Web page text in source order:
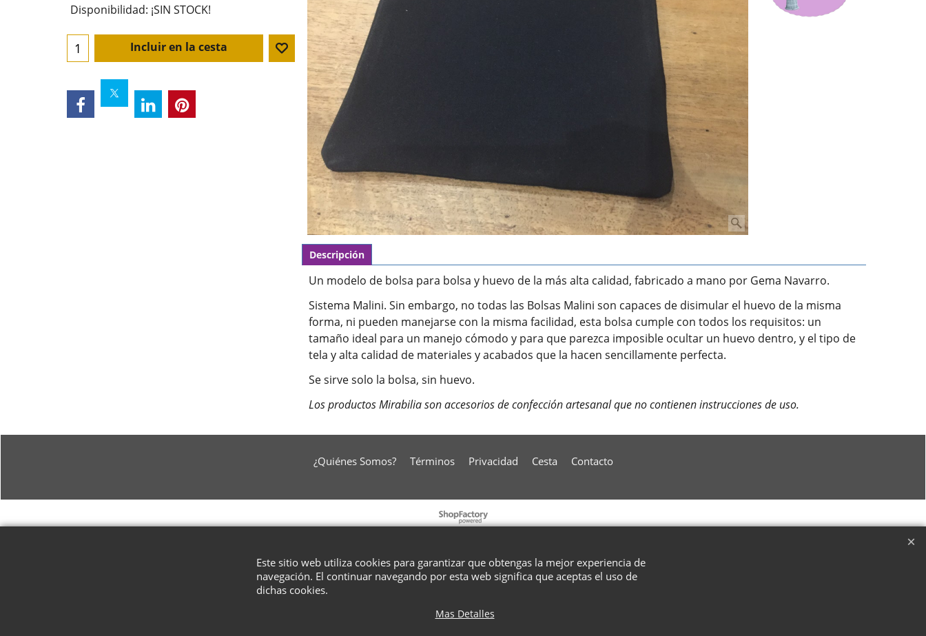
Disponibilidad: ¡SIN STOCK!
Incluir en la cesta
Descripción
Un modelo de bolsa para bolsa y huevo de la más alta calidad, fabricado a mano por Gema Navarro.
Sistema Malini. Sin embargo, no todas las Bolsas Malini son capaces de disimular el huevo de la misma
forma, ni pueden manejarse con la misma facilidad, esta bolsa cumple con todos los requisitos: un
tamaño ideal para un manejo cómodo y para que parezca imposible ocultar un huevo dentro, y el tipo de
tela y alta calidad de materiales y acabados que la hacen sencillamente perfecta.
Se sirve solo la bolsa, sin huevo.
Los productos Mirabilia son accesorios de confección artesanal que no contienen instrucciones de uso.
¿Quiénes Somos? Términos Privacidad Cesta Contacto
To create online store
ShopFactory eCommerce
software was used.
Este sitio web utiliza cookies para garantizar que obtengas la mejor experiencia de
navegación. El continuar navegando por esta web significa que aceptas el uso de
dichas cookies.
Mas Detalles